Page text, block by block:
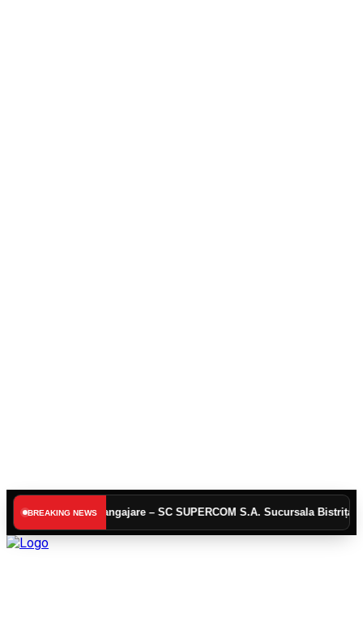
BREAKING NEWS
angajare – SC SUPERCOM S.A. Sucursala Bistrița